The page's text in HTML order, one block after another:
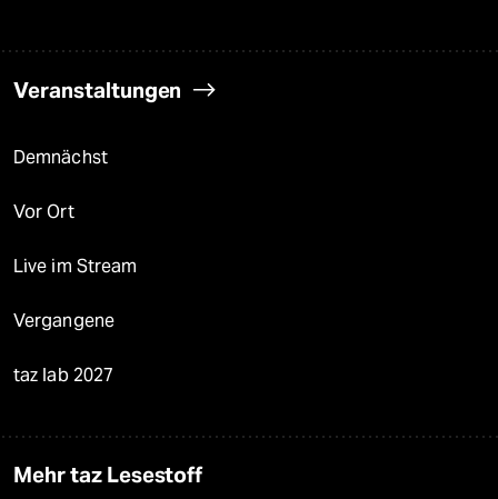
Veranstaltungen
Demnächst
Vor Ort
Live im Stream
Vergangene
taz lab 2027
Mehr taz Lesestoff